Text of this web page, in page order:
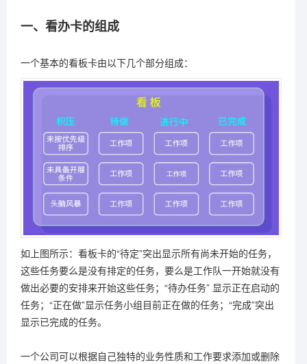
一、看办卡的组成
一个基本的看板卡由以下几个部分组成：
如上图所示：看板卡的“待定”突出显示所有尚未开始的任务，
这些任务要么是没有排定的任务，要么是工作队一开始就没有
做出必要的安排来开始这些任务；“待办任务” 显示正在启动的
任务；“正在做”显示任务小组目前正在做的任务；“完成”突出
显示已完成的任务。
一个公司可以根据自己独特的业务性质和工作要求添加或删除